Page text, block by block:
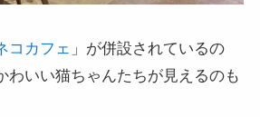
コカフェ 」が併設されているの
わいい猫ちゃんたちが見えるのも